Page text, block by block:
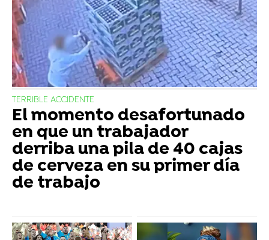
TERRIBLE ACCIDENTE
El momento desafortunado
en que un trabajador
derriba una pila de 40 cajas
de cerveza en su primer día
de trabajo